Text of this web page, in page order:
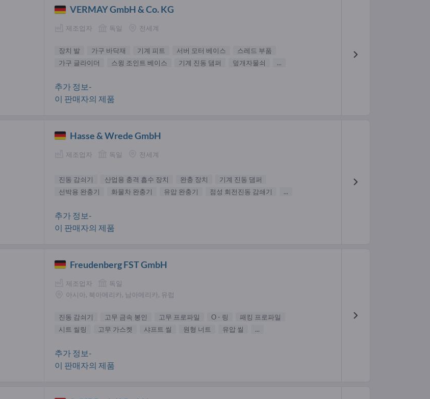
VERMAY GmbH & Co. KG
제조업자 독일 전세계
장치 발 가구 바닥재 기계 피트 서버 모터 베이스
스레드 부품
가구 글라이더
스윙 조인트 베이스 기계 진동 댐퍼 덮개자물쇠 ...
추가 정보-
이 판매자의 제품
Hasse & Wrede GmbH
제조업자 독일 전세계
진동 감쇠기 산업용 충격 흡수 장치 완충 장치
기계 진동 댐퍼
선박용 완충기
화물차 완충기 유압 완충기 점성 회전진동 감쇄기 ...
추가 정보-
이 판매자의 제품
Freudenberg FST GmbH
제조업자
독일
아시아, 북아메리카, 남아메리카, 유럽
진동 감쇠기 고무 금속 봉인 고무 프로파일 O - 링
패킹 프로파일
시트 씰링
고무 가스켓 샤프트 씰 원형 너트 유압 씰 ...
추가 정보-
이 판매자의 제품